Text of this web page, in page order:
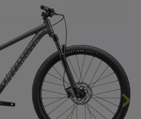
chevron_forward